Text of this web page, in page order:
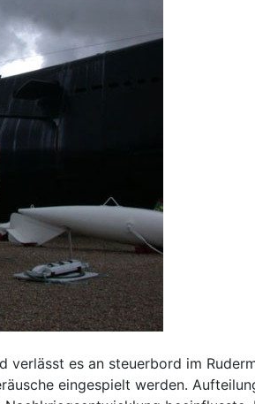
es an steuerbord im
eingespielt werden.